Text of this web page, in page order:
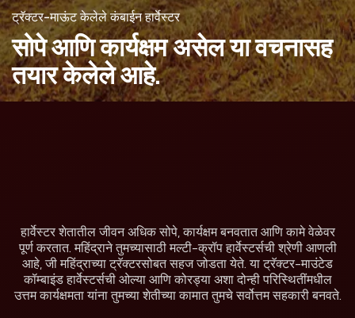
ट्रॅक्टर-माऊंट केलेले कंबाईन हार्वेस्टर
सोपे आणि कार्यक्षम असेलया वचनासह
तयार केलेले आहे.
हार्वेस्टर शेतातील जीवन अधिक सोपे, कार्यक्षम बनवतात आणि कामे वेळेवर
पूर्ण करतात. महिंद्राने तुमच्यासाठी मल्टी-क्रॉप हार्वेस्टर्सची श्रेणी आणली
आहे, जी महिंद्राच्या ट्रॅक्टरसोबत सहज जोडता येते. या ट्रॅक्टर-माउंटेड
कॉम्बाइंड हार्वेस्टर्सची ओल्या आणि कोरड्या अशा दोन्ही परिस्थितींमधील
उत्तम कार्यक्षमता यांना तुमच्या शेतीच्या कामात तुमचे सर्वोत्तम सहकारी बनवते.